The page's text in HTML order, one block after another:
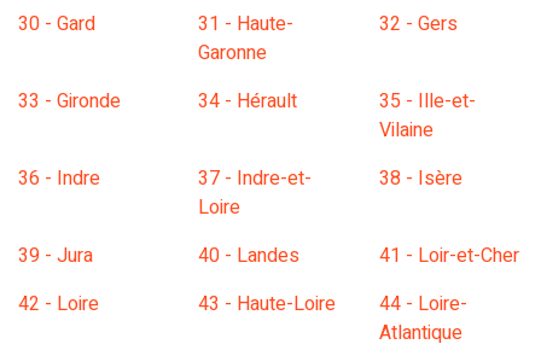
30 - Gard
31 - Haute-
Garonne
32 - Gers
33 - Gironde 34 - Hérault
35 - Ille-et-
Vilaine
36 - Indre
37 - Indre-et-
Loire
38 - Isère
39 - Jura 40 - Landes
41 - Loir-et-Cher
42 - Loire
43 - Haute-Loire
44 - Loire-
Atlantique